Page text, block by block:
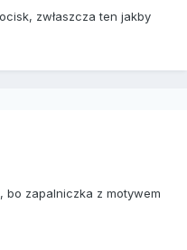
zwłaszcza ten jakby
bo zapalniczka z motywem